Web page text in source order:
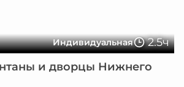
Индивидуальная 2.5ч
и дворцы Нижнего